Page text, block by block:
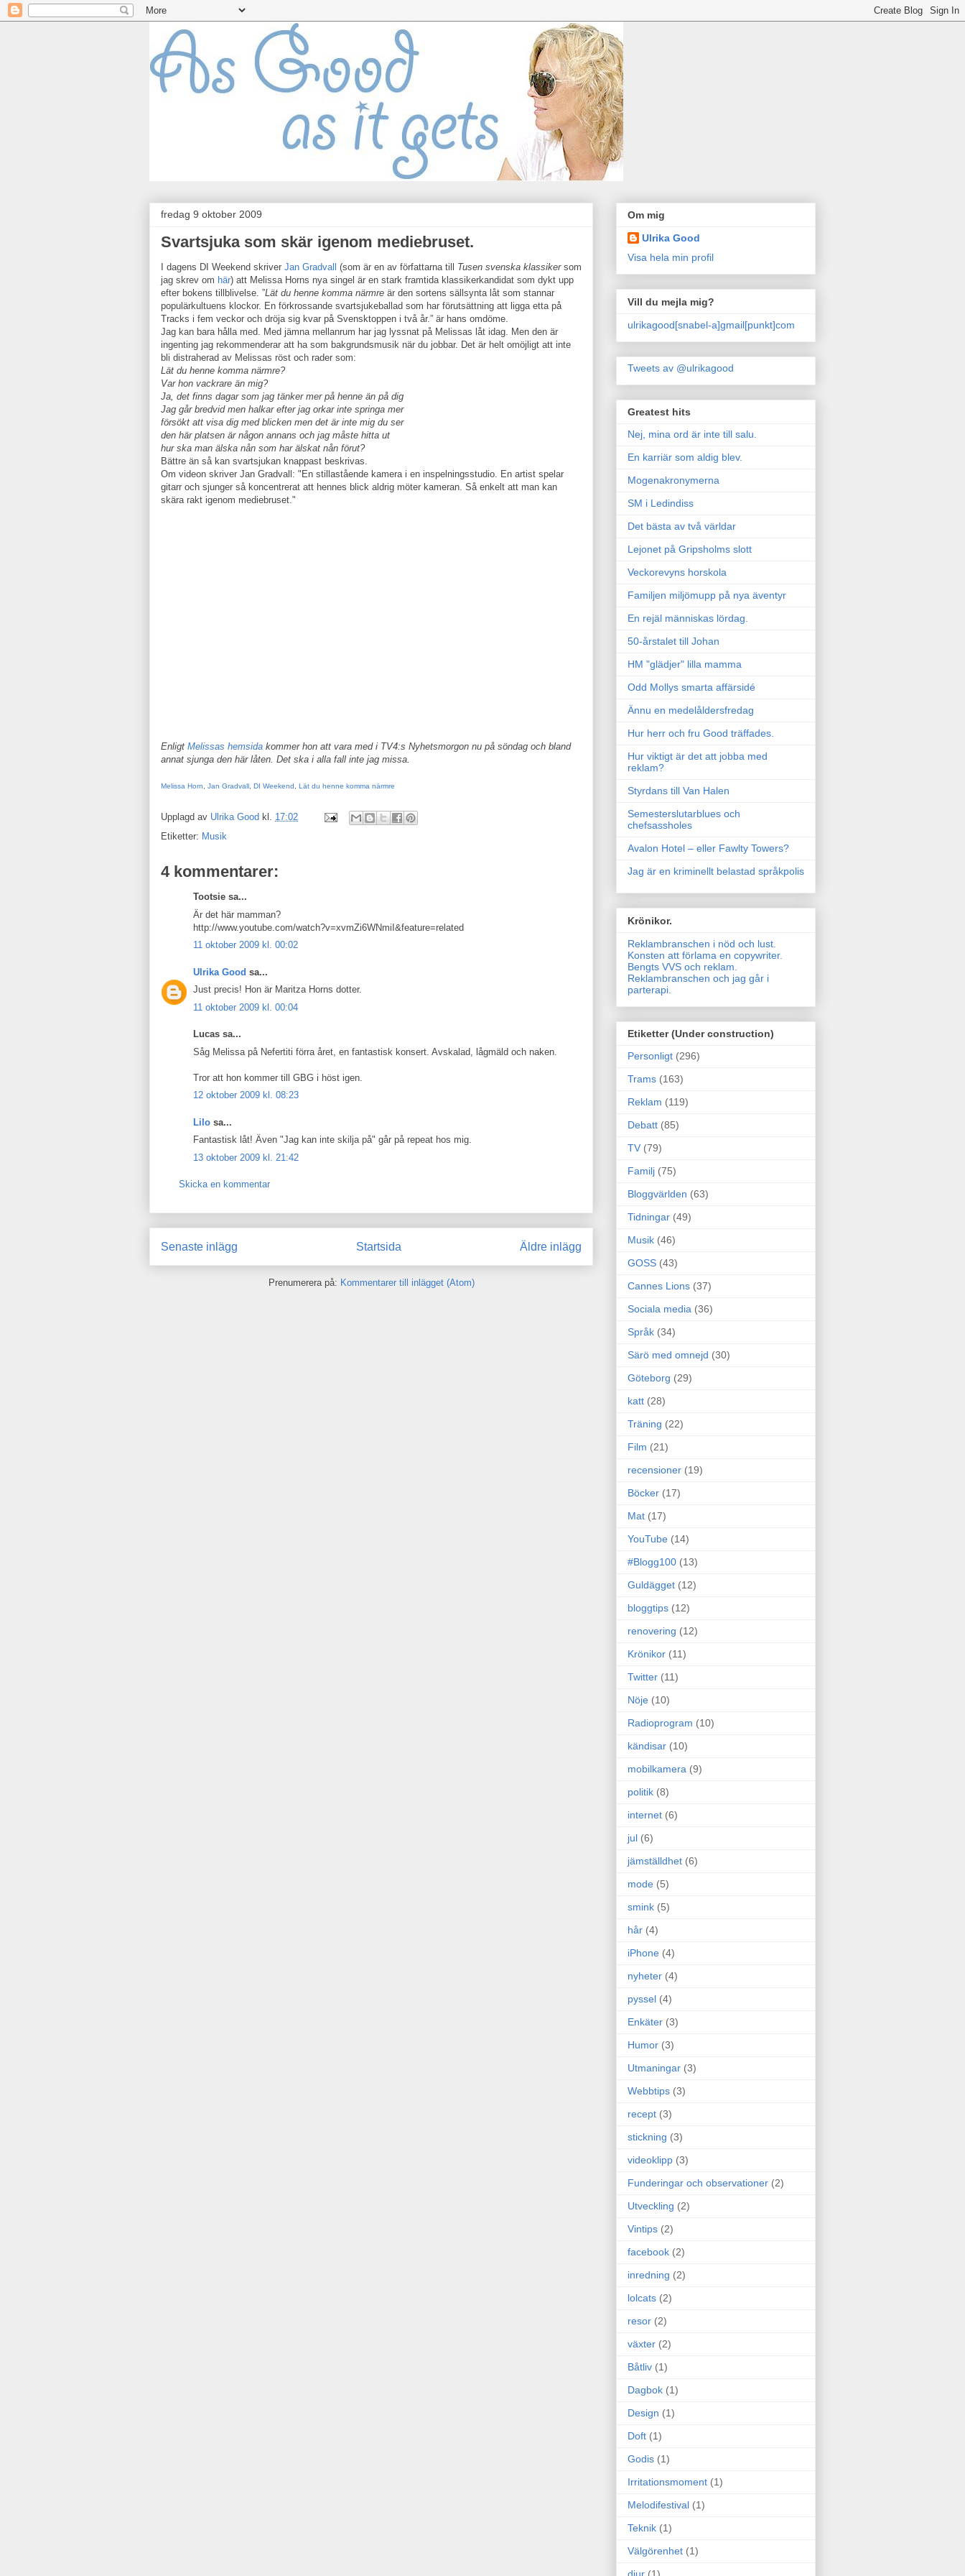
fredag 9 oktober 2009
Svartsjuka som skär igenom mediebruset.
I dagens DI Weekend skriver Jan Gradvall (som är en av författarna till Tusen svenska klassikersom
jag skrev om här) att Melissa Horns nya singel är en stark framtida klassikerkandidat som dykt upp
efter bokens tillblivelse. ”Lät du henne komma närmre är den sortens sällsynta låt som stannar
populärkultuens klockor. En förkrossande svartsjukeballad som har förutsättning att ligga etta på
Tracks i fem veckor och dröja sig kvar på Svensktoppen i två år.” är hans omdöme.
Jag kan bara hålla med. Med jämna mellanrum har jag lyssnat på Melissas låt idag. Men den är
ingenting jag rekommenderar att ha som bakgrundsmusik när du jobbar. Det är helt omöjligt att inte
bli distraherad av Melissas röst och rader som:
Lät du henne komma närmre?
Var hon vackrare än mig?
Ja, det finns dagar som jag tänker mer på henne än på dig
Jag går bredvid men halkar efter jag orkar inte springa mer
försökt att visa dig med blicken men det är inte mig du ser
den här platsen är någon annans och jag måste hitta ut
hur ska man älska nån som har älskat nån förut?
Bättre än så kan svartsjukan knappast beskrivas.
Om videon skriver Jan Gradvall: "En stillastående kamera i en inspelningsstudio. En artist spelar
gitarr och sjunger så koncentrerat att hennes blick aldrig möter kameran. Så enkelt att man kan
skära rakt igenom mediebruset."
Enligt Melissas hemsida kommer hon att vara med i TV4:s Nyhetsmorgon nu på söndag och bland
annat sjunga den här låten. Det ska i alla fall inte jag missa.
Melissa Horn Jan Gradvall DI Weekend Lät du henne komma närmre
Upplagd av Ulrika Good kl. 17:02
Etiketter: Musik
4 kommentarer:
Tootsie sa...
Är det här mamman?
http://www.youtube.com/watch?v=xvmZi6WNmiI&feature=related
11 oktober 2009 kl. 00:02
Ulrika Good sa...
Just precis! Hon är Maritza Horns dotter.
11 oktober 2009 kl. 00:04
Lucas sa...
Såg Melissa på Nefertiti förra året, en fantastisk konsert. Avskalad, lågmäld och naken.
Tror att hon kommer till GBG i höst igen.
12 oktober 2009 kl. 08:23
Lilo sa...
Fantastisk låt! Även "Jag kan inte skilja på" går på repeat hos mig.
13 oktober 2009 kl. 21:42
Skicka en kommentar
Senaste inlägg Äldre inlägg
Startsida
Prenumerera på: Kommentarer till inlägget (Atom)
Om mig
Ulrika Good
Visa hela min profil
Vill du mejla mig?
ulrikagood[snabel-a]gmail[punkt]com
Tweets av @ulrikagood
Greatest hits
Nej, mina ord är inte till salu.
En karriär som aldig blev.
Mogenakronymerna
SM i Ledindiss
Det bästa av två världar
Lejonet på Gripsholms slott
Veckorevyns horskola
Familjen miljömupp på nya äventyr
En rejäl människas lördag.
50-årstalet till Johan
HM "glädjer" lilla mamma
Odd Mollys smarta affärsidé
Ännu en medelåldersfredag
Hur herr och fru Good träffades.
Hur viktigt är det att jobba med
reklam?
Styrdans till Van Halen
Semesterslutarblues och
chefsassholes
Avalon Hotel – eller Fawlty Towers?
Jag är en kriminellt belastad språkpolis
Krönikor.
Reklambranschen i nöd och lust.
Konsten att förlama en copywriter.
Bengts VVS och reklam.
Reklambranschen och jag går i
parterapi.
Etiketter (Under construction)
Personligt (296)
Trams (163)
Reklam (119)
Debatt (85)
TV (79)
Familj (75)
Bloggvärlden (63)
Tidningar (49)
Musik (46)
GOSS (43)
Cannes Lions (37)
Sociala media (36)
Språk (34)
Särö med omnejd (30)
Göteborg (29)
katt (28)
Träning (22)
Film (21)
recensioner (19)
Böcker (17)
Mat (17)
YouTube (14)
#Blogg100 (13)
Guldägget (12)
bloggtips (12)
renovering (12)
Krönikor (11)
Twitter (11)
Nöje (10)
Radioprogram (10)
kändisar (10)
mobilkamera (9)
politik (8)
internet (6)
jul (6)
jämställdhet (6)
mode (5)
smink (5)
hår (4)
iPhone (4)
nyheter (4)
pyssel (4)
Enkäter (3)
Humor (3)
Utmaningar (3)
Webbtips (3)
recept (3)
stickning (3)
videoklipp (3)
Funderingar och observationer (2)
Utveckling (2)
Vintips (2)
facebook (2)
inredning (2)
lolcats (2)
resor (2)
växter (2)
Båtliv (1)
Dagbok (1)
Design (1)
Doft (1)
Godis (1)
Irritationsmoment (1)
Melodifestival (1)
Teknik (1)
Välgörenhet (1)